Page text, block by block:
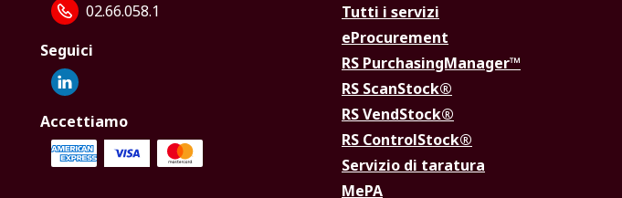
02.66.058.1
Seguici
Accettiamo
Tutti i servizi
eProcurement
RS PurchasingManager™
RS ScanStock®
RS VendStock®
RS ControlStock®
Servizio di taratura
MePA